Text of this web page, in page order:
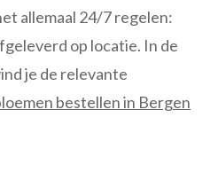
allemaal 24/7 regelen:
op locatie. In de
je de relevante
bestellen in Bergen